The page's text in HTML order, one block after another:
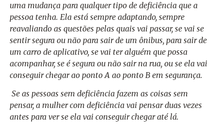
uma mudança para qualquer tipo de deficiência que a
pessoa tenha. Ela está sempre adaptando, sempre
reavaliando as questões pelas quais vai passar, se vai se
sentir segura ou não para sair de um ônibus, para sair de
um carro de aplicativo, se vai ter alguém que possa
acompanhar, se é segura ou não sair na rua, ou se ela vai
conseguir chegar ao ponto A ao ponto B em segurança.
Se as pessoas sem deficiência fazem as coisas sem
pensar, a mulher com deficiência vai pensar duas vezes
antes para ver se ela vai conseguir chegar até lá.